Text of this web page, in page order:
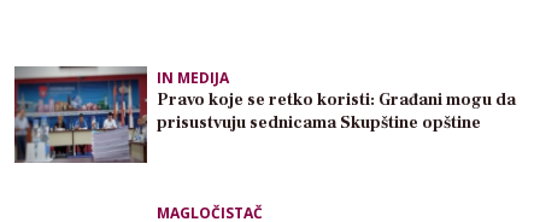
IN MEDIJA
Pravo koje se retko koristi: Građani mogu da
prisustvuju sednicama Skupštine opštine
MAGLOČISTAČ